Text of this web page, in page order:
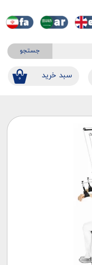
جستجو
۰ ​​سبد خرید